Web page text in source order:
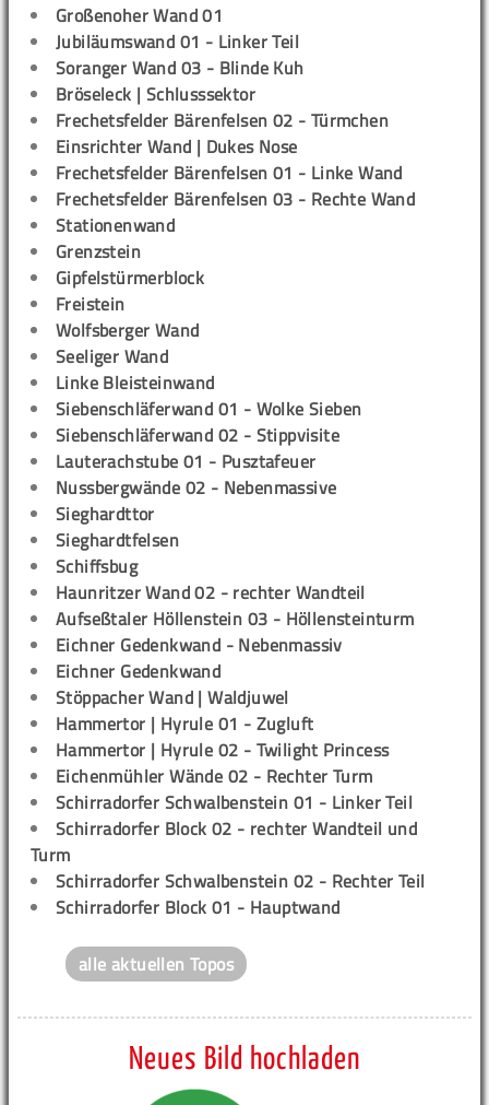
Großenoher Wand 01
Jubiläumswand 01 - Linker Teil
Soranger Wand 03 - Blinde Kuh
Bröseleck | Schlusssektor
Frechetsfelder Bärenfelsen 02 - Türmchen
Einsrichter Wand | Dukes Nose
Frechetsfelder Bärenfelsen 01 - Linke Wand
Frechetsfelder Bärenfelsen 03 - Rechte Wand
Stationenwand
Grenzstein
Gipfelstürmerblock
Freistein
Wolfsberger Wand
Seeliger Wand
Linke Bleisteinwand
Siebenschläferwand 01 - Wolke Sieben
Siebenschläferwand 02 - Stippvisite
Lauterachstube 01 - Pusztafeuer
Nussbergwände 02 - Nebenmassive
Sieghardttor
Sieghardtfelsen
Schiffsbug
Haunritzer Wand 02 - rechter Wandteil
Aufseßtaler Höllenstein 03 - Höllensteinturm
Eichner Gedenkwand - Nebenmassiv
Eichner Gedenkwand
Stöppacher Wand | Waldjuwel
Hammertor | Hyrule 01 - Zugluft
Hammertor | Hyrule 02 - Twilight Princess
Eichenmühler Wände 02 - Rechter Turm
Schirradorfer Schwalbenstein 01 - Linker Teil
Schirradorfer Block 02 - rechter Wandteil und
Turm
Schirradorfer Schwalbenstein 02 - Rechter Teil
Schirradorfer Block 01 - Hauptwand
alle aktuellen Topos
Neues Bild hochladen